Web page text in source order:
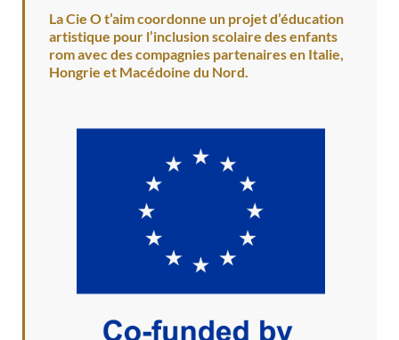
La Cie O t’aim coordonne un projet d’éducation
artistique pour l’inclusion scolaire des enfants
rom avec des compagnies partenaires en Italie,
Hongrie et Macédoine du Nord.